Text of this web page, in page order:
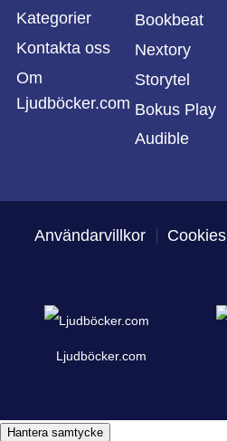
Kategorier
Kontakta oss
Om
Ljudböcker.com
Bookbeat
Nextory
Storytel
Bokus Play
Audible
Användarvillkor Cookies
Ljudböcker.com
Hantera samtycke